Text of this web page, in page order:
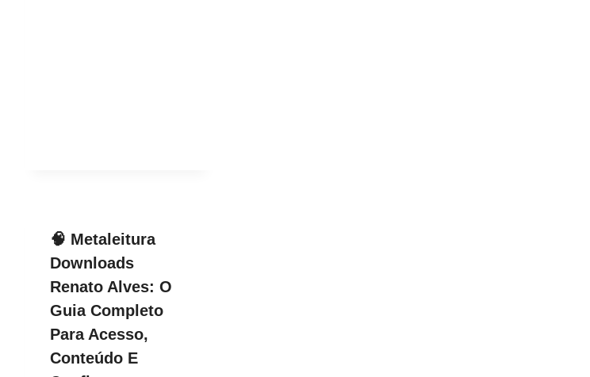
🧠 Metaleitura
Downloads
Renato Alves: O
Guia Completo
Para Acesso,
Conteúdo E